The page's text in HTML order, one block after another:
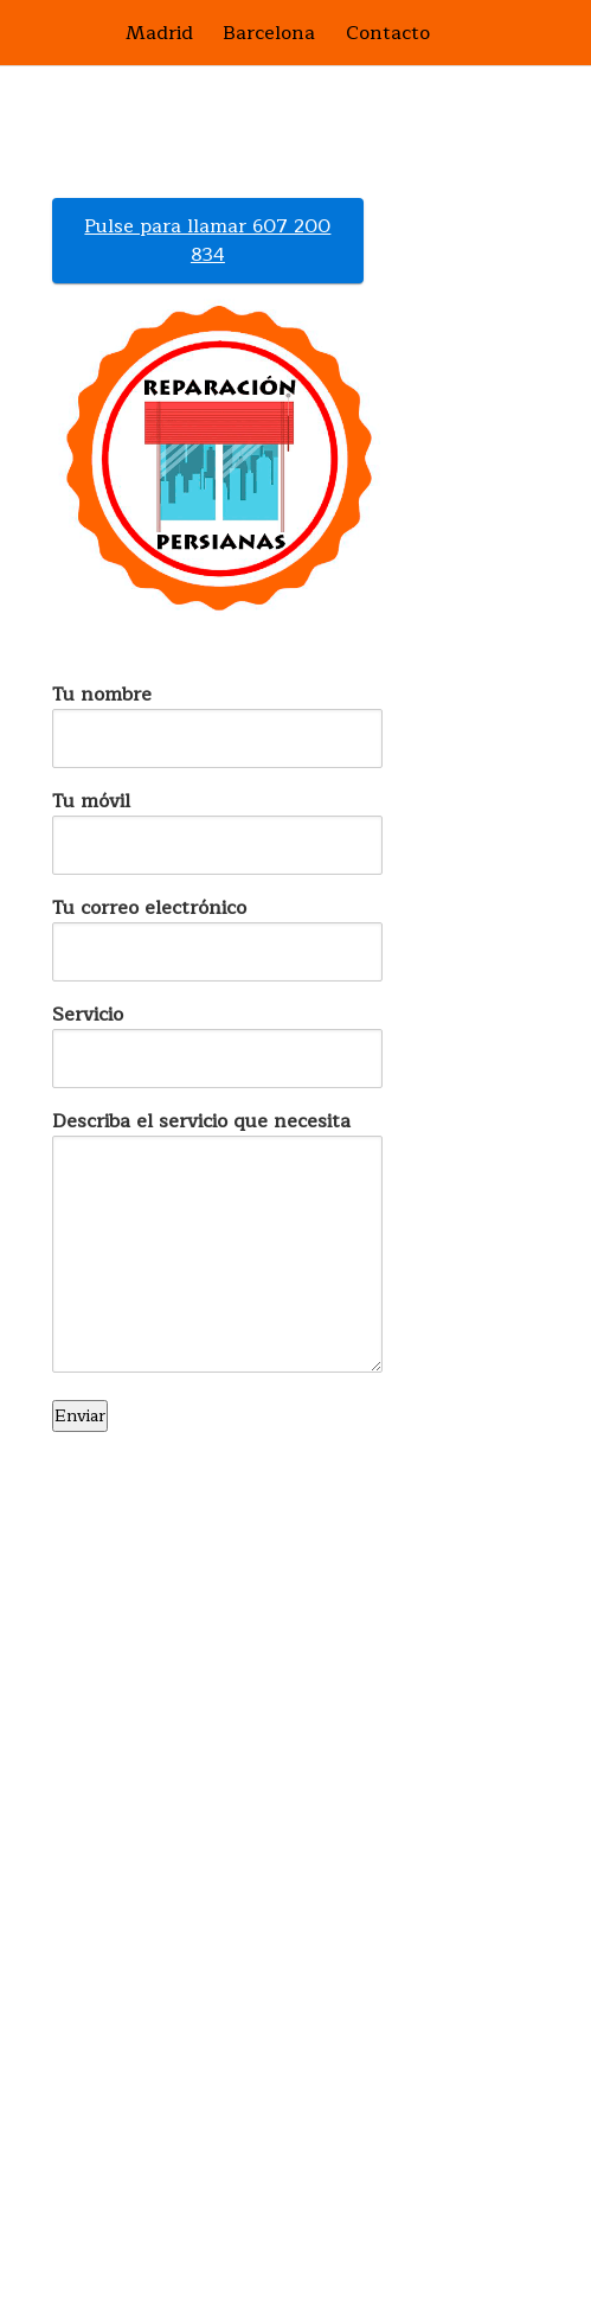
Madrid Barcelona Contacto
Pulse para llamar 607 200
834
Tu nombre
Tu móvil
Tu correo electrónico
Servicio
Describa el servicio que necesita